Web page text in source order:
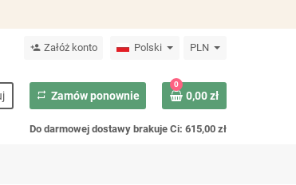
person_add Załóż konto Polski PLN
repeat Zamów ponownie
0
0,00 zł
Do darmowej dostawy brakuje Ci: 615,00 zł